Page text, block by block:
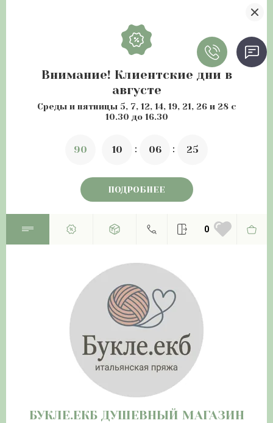
Внимание! Клиентские дни в
августе
Среды и пятницы 5, 7, 12, 14, 19, 21, 26 и 28 с
10.30 до 16.30
90 10 06 25
ПОДРОБНЕЕ
0
БУКЛЕ.ЕКБ ДУШЕВНЫЙ МАГАЗИН